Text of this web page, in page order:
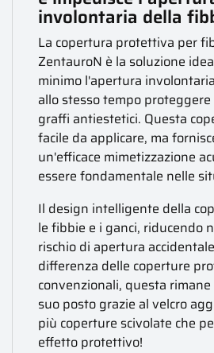
involontaria della
La copertura protettiva per
ZentauroN è la soluzione
minimo l'apertura
allo stesso tempo
graffi antiestetici. Questa
facile da applicare, ma
un'efficace mimetizzazione
essere fondamentale nelle
Il design intelligente della
le fibbie e i ganci, riducendo
rischio di apertura
differenza delle coperture
convenzionali, questa
suo posto grazie al velcro
più coperture scivolate che
effetto protettivo!